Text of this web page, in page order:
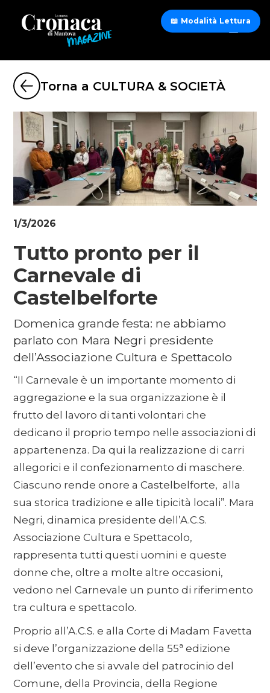
Torna a CULTURA & SOCIETÀ
1/3/2026
Tutto pronto per il
Carnevale di
Castelbelforte
Domenica grande festa: ne abbiamo
parlato con Mara Negri presidente
dell’Associazione Cultura e Spettacolo
“Il Carnevale è un importante momento di
aggregazione e la sua organizzazione è il
frutto del lavoro di tanti volontari che
dedicano il proprio tempo nelle associazioni di
appartenenza. Da qui la realizzazione di carri
allegorici e il confezionamento di maschere.
Ciascuno rende onore a Castelbelforte, alla
sua storica tradizione e alle tipicità locali”. Mara
Negri, dinamica presidente dell’A.C.S.
Associazione Cultura e Spettacolo,
rappresenta tutti questi uomini e queste
donne che, oltre a molte altre occasioni,
vedono nel Carnevale un punto di riferimento
tra cultura e spettacolo.
Proprio all’A.C.S. e alla Corte di Madam Favetta
si deve l’organizzazione della 55ª edizione
dell’evento che si avvale del patrocinio del
Comune, della Provincia, della Regione
📖 Modalità Lettura